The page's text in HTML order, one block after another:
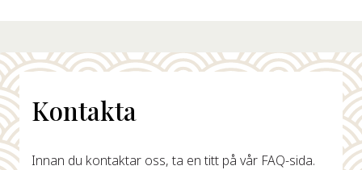
Kontakta
Innan du kontaktar oss, ta en titt på vår FAQ-sida.